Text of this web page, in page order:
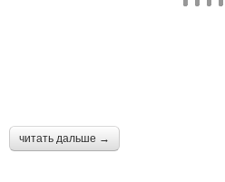
Макияж для брюнеток
читать дальше →